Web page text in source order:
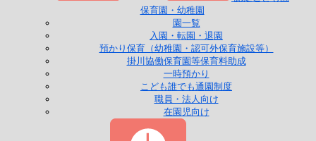
保育園・幼稚園
園一覧
入園・転園・退園
預かり保育（幼稚園・認可外保育施設等）
掛川協働保育園等保育料助成
一時預かり
こども誰でも通園制度
職員・法人向け
在園児向け